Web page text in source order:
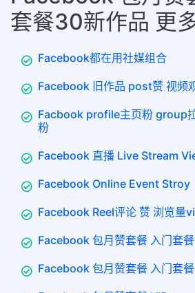
套餐30新作品 更
Facebook都在用社媒组合
Facebook 旧作品 post赞 视频
Facbook profile主页粉 group
粉
Facebook 直播 Live Stream
Facebook Online Event Stroy
Facebook Reel评论 赞 浏览量
Facebook 包月赞套餐 入门套
Facebook 包月赞套餐 入门套